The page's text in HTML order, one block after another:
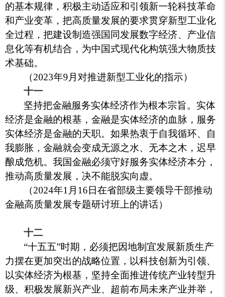
的基本规律，积极主动适应和引领新一轮科技革命
和产业变革，把高质量发展的要求贯穿新型工业化
全过程，把建设制造强国同发展数字经济、产业信
息化等有机结合，为中国式现代化构筑强大物质技
术基础。
（2023年9月对推进新型工业化的指示）
十一
坚持把金融服务实体经济作为根本宗旨。实体
经济是金融的根基，金融是实体经济的血脉，服务
实体经济是金融的天职。如果热衷于自我循环、自
我膨胀，金融就会变成无源之水、无本之木，迟早
酿成危机。我国金融必须守好服务实体经济本分，
推动高质量发展，决不能脱实向虚。
（2024年1月16日在省部级主要领导干部推动
金融高质量发展专题研讨班上的讲话）
十二
“十五五”时期，必须把因地制宜发展新质生产
力摆在更加突出的战略位置，以科技创新为引领、
以实体经济为根基，坚持全面推进传统产业转型升
级、积极发展新兴产业、超前布局未来产业并举，